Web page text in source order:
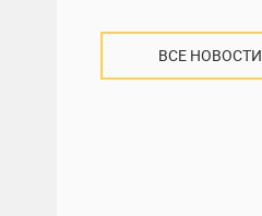
ВСЕ НОВОСТИ